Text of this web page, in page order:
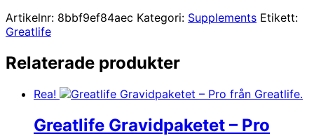
Artikelnr: 8bbf9ef84aec Kategori: Supplements Etikett:
Greatlife
Relaterade produkter
Rea!
Greatlife Gravidpaketet – Pro